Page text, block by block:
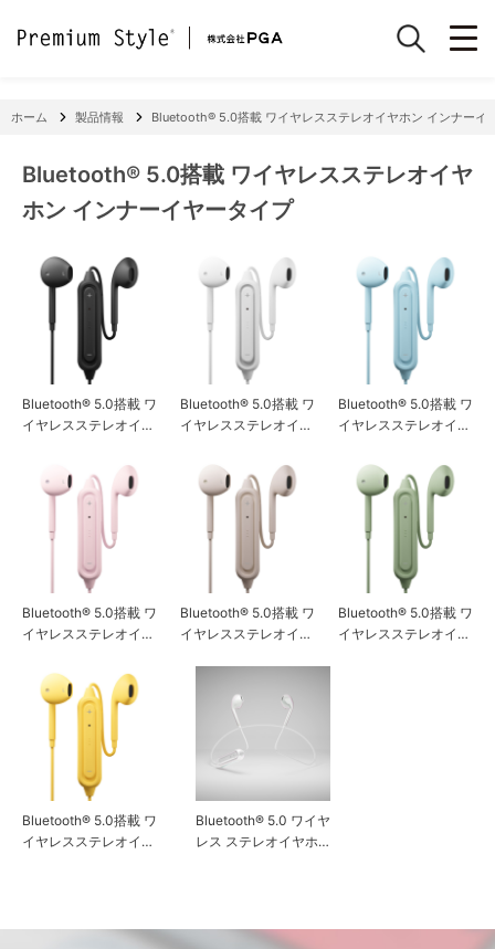
ホーム 製品情報 Bluetooth® 5.0搭載 ワイヤレスステレオイヤホン インナーイ
Bluetooth® 5.0搭載 ワイヤレスステレオイヤ
ホン インナーイヤータイプ
Bluetooth® 5.0搭載 ワ
イヤレスステレオイヤ
Bluetooth® 5.0搭載 ワ
イヤレスステレオイヤ
タイプ ホワイト
Bluetooth® 5.0搭載 ワ
イヤレスステレオイヤ
タイプ ブルー
Bluetooth® 5.0搭載 ワ
イヤレスステレオイヤ
タイプ ピンク
Bluetooth® 5.0搭載 ワ
イヤレスステレオイヤ
Bluetooth® 5.0搭載 ワ
イヤレスステレオイヤ
Bluetooth® 5.0搭載 ワ
イヤレスステレオイヤ
Bluetooth® 5.0 ワイヤ
レス ステレオイヤホ